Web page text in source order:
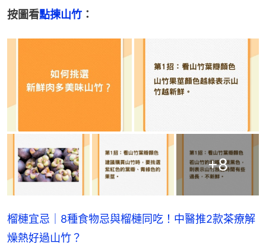
按圖看點揀山竹 ：
+8
榴槤宜忌｜8種食物忌與榴槤同吃！中醫推2款茶療解
燥熱好過山竹？